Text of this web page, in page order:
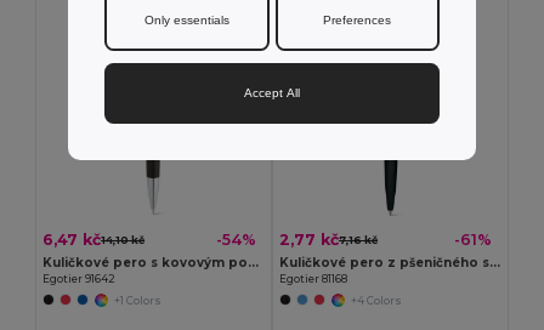
6,47 kč14,10 kč -54%
Kuličkové pero s kovovým povrchem
Egotier 91642
+1 Colors
2,77 kč7,16 kč -61%
Kuličkové pero z pšeničného slaměného vlákna a ABS s klipem
Egotier 81168
+4 Colors
Only essentials Preferences
Accept All